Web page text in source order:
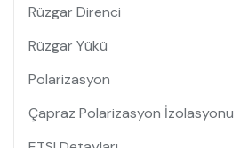
Rüzgar Direnci
Rüzgar Yükü
Polarizasyon
Çapraz Polarizasyon İzolasyonu